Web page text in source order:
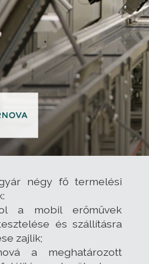
négy fő termelési
a mobil erőművek
és szállításra
zajlik;
a meghatározott